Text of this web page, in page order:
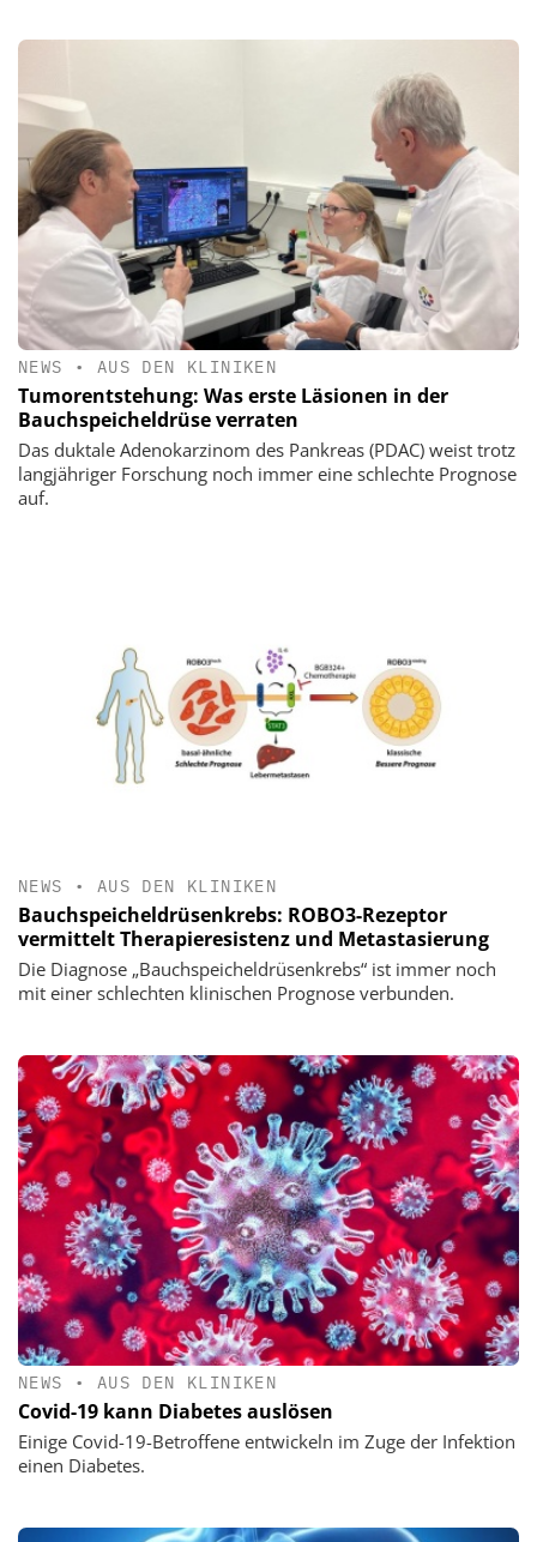
NEWS • AUS DEN KLINIKEN
Tumorentstehung: Was erste Läsionen in der
Bauchspeicheldrüse verraten
Das duktale Adenokarzinom des Pankreas (PDAC) weist trotz
langjähriger Forschung noch immer eine schlechte Prognose
auf.
NEWS • AUS DEN KLINIKEN
Bauchspeicheldrüsenkrebs: ROBO3-Rezeptor
vermittelt Therapieresistenz und Metastasierung
Die Diagnose „Bauchspeicheldrüsenkrebs“ ist immer noch
mit einer schlechten klinischen Prognose verbunden.
NEWS • AUS DEN KLINIKEN
Covid-19 kann Diabetes auslösen
Einige Covid-19-Betroffene entwickeln im Zuge der Infektion
einen Diabetes.